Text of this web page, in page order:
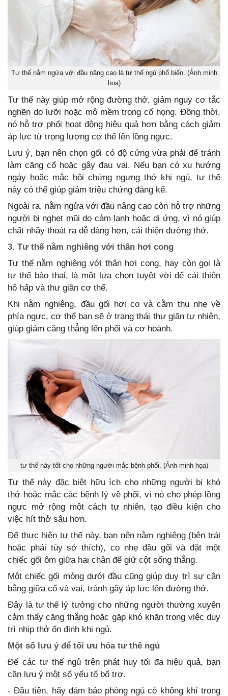
Tư thế nằm ngửa với đầu nâng cao là tư thế ngủ phổ biến. (Ảnh minh
họa)
Tư thế này giúp mở rộng đường thở, giảm nguy cơ tắc
nghẽn do lưỡi hoặc mô mềm trong cổ họng. Đồng thời,
nó hỗ trợ phổi hoạt động hiệu quả hơn bằng cách giảm
áp lực từ trọng lượng cơ thể lên lồng ngực.
Lưu ý, bạn nên chọn gối có độ cứng vừa phải để tránh
làm căng cổ hoặc gây đau vai. Nếu bạn có xu hướng
ngáy hoặc mắc hội chứng ngưng thở khi ngủ, tư thế
này có thể giúp giảm triệu chứng đáng kể.
Ngoài ra, nằm ngửa với đầu nâng cao còn hỗ trợ những
người bị nghẹt mũi do cảm lạnh hoặc dị ứng, vì nó giúp
chất nhầy thoát ra dễ dàng hơn, cải thiện đường thở.
3. Tư thế nằm nghiêng với thân hơi cong
Tư thế nằm nghiêng với thân hơi cong, hay còn gọi là
tư thế bào thai, là một lựa chọn tuyệt vời để cải thiện
hô hấp và thư giãn cơ thể.
Khi nằm nghiêng, đầu gối hơi co và cằm thu nhẹ về
phía ngực, cơ thể bạn sẽ ở trạng thái thư giãn tự nhiên,
giúp giảm căng thẳng lên phổi và cơ hoành.
tư thế này tốt cho những người mắc bệnh phổi. (Ảnh minh họa)
Tư thế này đặc biệt hữu ích cho những người bị khó
thở hoặc mắc các bệnh lý về phổi, vì nó cho phép lồng
ngực mở rộng một cách tự nhiên, tạo điều kiện cho
việc hít thở sâu hơn.
Để thực hiện tư thế này, bạn nên nằm nghiêng (bên trái
hoặc phải tùy sở thích), co nhẹ đầu gối và đặt một
chiếc gối ôm giữa hai chân để giữ cột sống thẳng.
Một chiếc gối mỏng dưới đầu cũng giúp duy trì sự cân
bằng giữa cổ và vai, tránh gây áp lực lên đường thở.
Đây là tư thế lý tưởng cho những người thường xuyên
cảm thấy căng thẳng hoặc gặp khó khăn trong việc duy
trì nhịp thở ổn định khi ngủ.
Một số lưu ý để tối ưu hóa tư thế ngủ
Để các tư thế ngủ trên phát huy tối đa hiệu quả, bạn
cần lưu ý một số yếu tố bổ trợ.
- Đầu tiên, hãy đảm bảo phòng ngủ có không khí trong